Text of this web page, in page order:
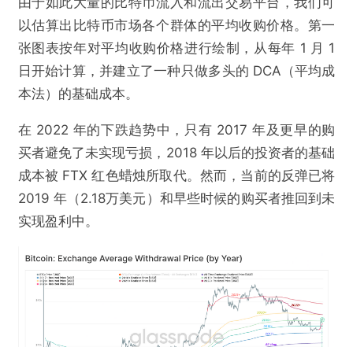
以估算出比特币市场各个群体的平均收购价格。第一
张图表按年对平均收购价格进行绘制，从每年 1 月 1
日开始计算，并建立了一种只做多头的 DCA（平均成
本法）的基础成本。
在 2022 年的下跌趋势中，只有 2017 年及更早的购
买者避免了未实现亏损，2018 年以后的投资者的基础
成本被 FTX 红色蜡烛所取代。然而，当前的反弹已将
2019 年（2.18万美元）和早些时候的购买者推回到未
实现盈利中。